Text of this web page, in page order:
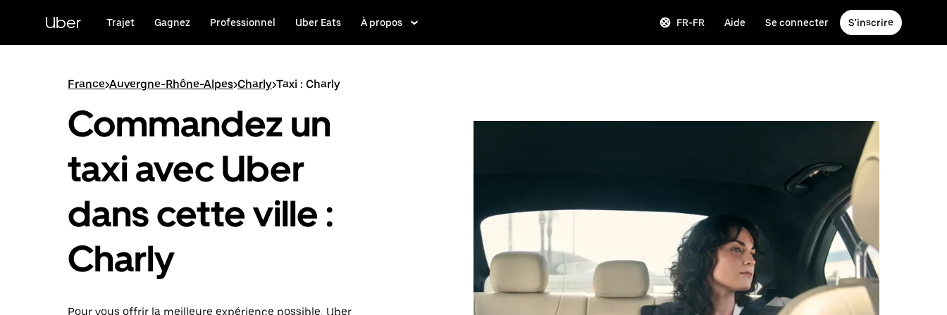
principal
Uber Trajet Gagnez Professionnel Uber Eats À propos FR-FR Aide Se connecter S'inscrire
France>Auvergne-Rhône-Alpes>Charly>Taxi : Charly
Commandez un
taxi avec Uber
dans cette ville :
Charly
Pour vous offrir la meilleure expérience possible, Uber